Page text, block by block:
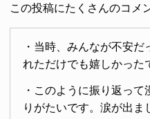
この投稿にたくさんのコメ
・当時、みんなが不安だ
れただけでも嬉しかった
・このように振り返っ
りがたいです。涙が出ま